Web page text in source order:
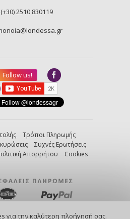
για την καλύτερη πλοήγησή σας.
(+30) 2510 830119
Follow us!
Τρόποι Πληρωμής
Συχνές Ερωτήσεις
Απορρήτου Cookies